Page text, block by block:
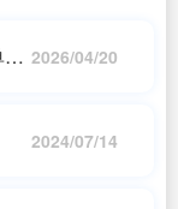
2026/04/20
2024/07/14